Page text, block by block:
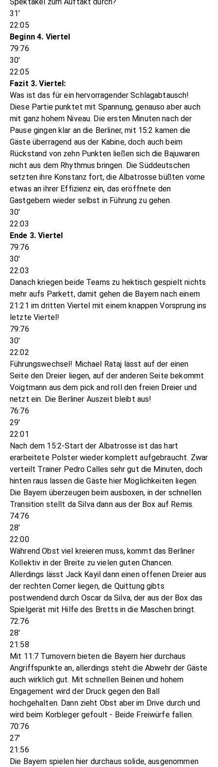
31'
22:05
Beginn 4. Viertel
79:76
30'
22:05
Fazit 3. Viertel:
Was ist das für ein hervorragender Schlagabtausch!
Diese Partie punktet mit Spannung, genauso aber auch
mit ganz hohem Niveau. Die ersten Minuten nach der
Pause gingen klar an die Berliner, mit 15:2 kamen die
Gäste überragend aus der Kabine, doch auch beim
Rückstand von zehn Punkten ließen sich die Bajuwaren
nicht aus dem Rhythmus bringen. Die Süddeutschen
setzten ihre Konstanz fort, die Albatrosse büßten vorne
etwas an ihrer Effizienz ein, das eröffnete den
Gastgebern wieder selbst in Führung zu gehen.
30'
22:03
Ende 3. Viertel
79:76
30'
22:03
Danach kriegen beide Teams zu hektisch gespielt nichts
mehr aufs Parkett, damit gehen die Bayern nach einem
21:21 im dritten Viertel mit einem knappen Vorsprung ins
letzte Viertel!
79:76
30'
22:02
Führungswechsel! Michael Rataj lässt auf der einen
Seite den Dreier liegen, auf der anderen Seite bekommt
Voigtmann aus dem pick and roll den freien Dreier und
netzt ein. Die Berliner Auszeit bleibt aus!
76:76
29'
22:01
Nach dem 15:2-Start der Albatrosse ist das hart
erarbeitete Polster wieder komplett aufgebraucht. Zwar
verteilt Trainer Pedro Calles sehr gut die Minuten, doch
hinten raus lassen die Gäste hier Möglichkeiten liegen.
Die Bayern überzeugen beim ausboxen, in der schnellen
Transition stellt da Silva dann aus der Box auf Remis.
74:76
28'
22:00
Während Obst viel kreieren muss, kommt das Berliner
Kollektiv in der Breite zu vielen guten Chancen.
Allerdings lässt Jack Kayil dann einen offenen Dreier aus
der rechten Corner liegen, die Quittung gibts
postwendend durch Oscar da Silva, der aus der Box das
Spielgerät mit Hilfe des Bretts in die Maschen bringt.
72:76
28'
21:58
Mit 11:7 Turnovern bieten die Bayern hier durchaus
Angriffspunkte an, allerdings steht die Abwehr der Gäste
auch wirklich gut. Mit schnellen Beinen und hohem
Engagement wird der Druck gegen den Ball
hochgehalten. Dann zieht Obst aber im Drive durch und
wird beim Korbleger gefoult - Beide Freiwürfe fallen.
70:76
27'
21:56
Die Bayern spielen hier durchaus solide, ausgenommen